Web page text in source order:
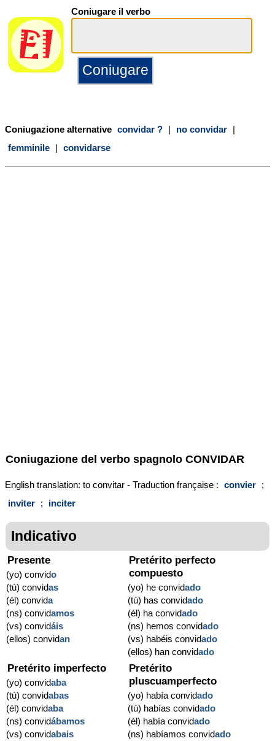
Coniugare il verbo
Coniugazione alternative convidar ? | no convidar |
femminile | convidarse
Coniugazione del verbo spagnolo CONVIDAR
English translation: to convitar - Traduction française : convier ;
inviter ; inciter
Indicativo
Presente
(yo) convido
(tú) convidas
(él) convida
(ns) convidamos
(vs) convidáis
(ellos) convidan
Pretérito perfecto
compuesto
(yo) he convidado
(tú) has convidado
(él) ha convidado
(ns) hemos convidado
(vs) habéis convidado
(ellos) han convidado
Pretérito imperfecto
(yo) convidaba
(tú) convidabas
(él) convidaba
(ns) convidábamos
(vs) convidabais
Pretérito
pluscuamperfecto
(yo) había convidado
(tú) habías convidado
(él) había convidado
(ns) habíamos convidado